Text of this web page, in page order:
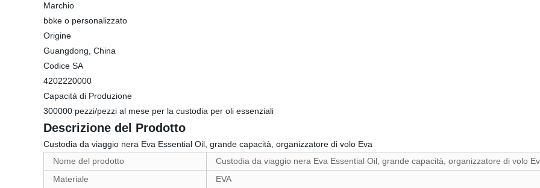
Marchio
bbke o personalizzato
Origine
Guangdong, China
Codice SA
4202220000
Capacità di Produzione
300000 pezzi/pezzi al mese per la custodia per oli essenziali
Descrizione del Prodotto
Custodia da viaggio nera Eva Essential Oil, grande capacità, organizzatore di volo Eva
Nome del prodotto
Custodia da viaggio nera Eva Essential Oil, grande capacità, organizzatore di volo
Materiale
EVA